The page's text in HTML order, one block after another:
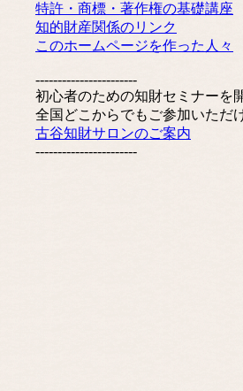
特許・商標・著作権の基礎講座
知的財産関係のリンク
このホームページを作った人々
-----------------------
初心者のための知財セミナーを
全国どこからでもご参加いただ
古谷知財サロンのご案内
-----------------------